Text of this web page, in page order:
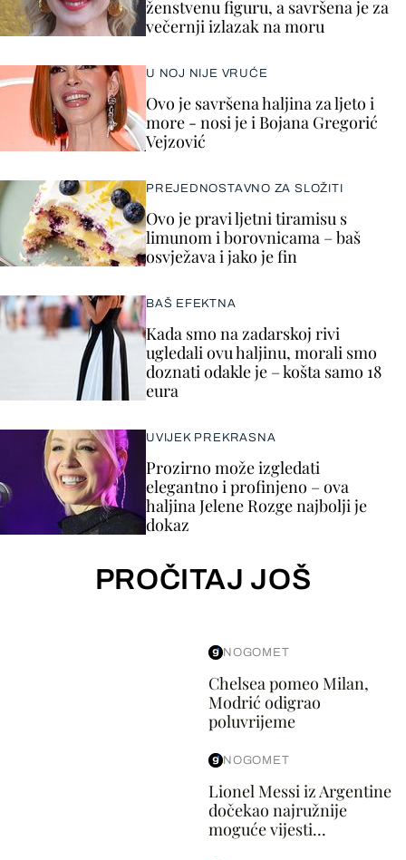
ženstvenu figuru, a savršena je za
večernji izlazak na moru
U NOJ NIJE VRUĆE
Ovo je savršena haljina za ljeto i
more - nosi je i Bojana Gregorić
Vejzović
PREJEDNOSTAVNO ZA SLOŽITI
Ovo je pravi ljetni tiramisu s
limunom i borovnicama – baš
osvježava i jako je fin
BAŠ EFEKTNA
Kada smo na zadarskoj rivi
ugledali ovu haljinu, morali smo
doznati odakle je – košta samo 18
eura
UVIJEK PREKRASNA
Prozirno može izgledati
elegantno i profinjeno – ova
haljina Jelene Rozge najbolji je
dokaz
PROČITAJ JOŠ
NOGOMET
Chelsea pomeo Milan,
Modrić odigrao
poluvrijeme
NOGOMET
Lionel Messi iz Argentine
dočekao najružnije
moguće vijesti...